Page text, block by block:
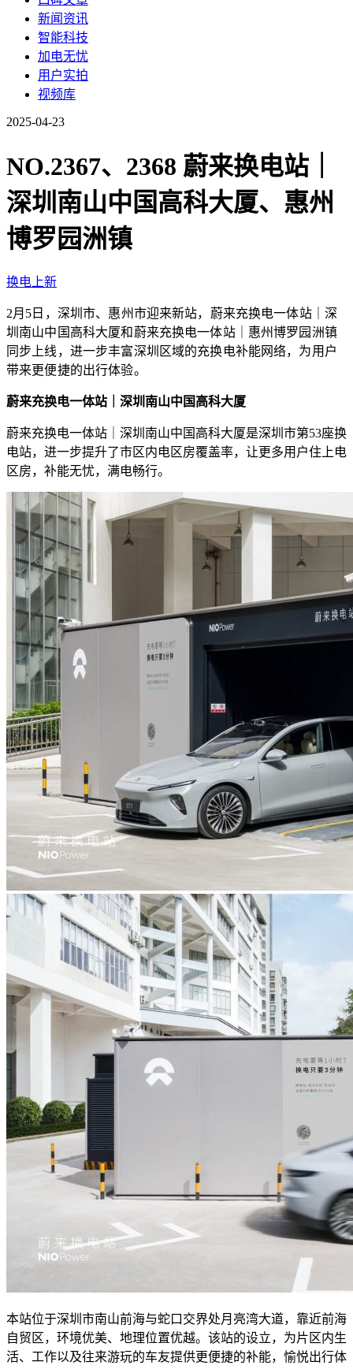
新闻资讯
智能科技
加电无忧
用户实拍
视频库
2025-04-23
NO.2367、2368 蔚来换电站｜
深圳南山中国高科大厦、惠州
博罗园洲镇
换电上新
2月5日，深圳市、惠州市迎来新站，蔚来充换电一体站｜深
圳南山中国高科大厦和蔚来充换电一体站｜惠州博罗园洲镇
同步上线，进一步丰富深圳区域的充换电补能网络，为用户
带来更便捷的出行体验。
蔚来充换电一体站｜深圳南山中国高科大厦
蔚来充换电一体站｜深圳南山中国高科大厦是深圳市第53座换
电站，进一步提升了市区内电区房覆盖率，让更多用户住上电
区房，补能无忧，满电畅行。
本站位于深圳市南山前海与蛇口交界处月亮湾大道，靠近前海
自贸区，环境优美、地理位置优越。该站的设立，为片区内生
活、工作以及往来游玩的车友提供更便捷的补能，愉悦出行体